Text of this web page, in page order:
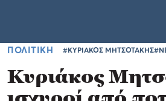
ΠΟΛΙΤΙΚΗ #ΚΥΡΙΑΚΟΣ ΜΗΤΣΟΤΑΚΗΣ
Κυριάκος